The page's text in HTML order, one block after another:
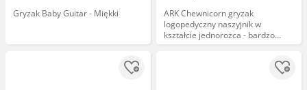
Gryzak Baby Guitar - Miękki
ARK Chewnicorn gryzak
logopedyczny naszyjnik w
kształcie jednorożca - bardzo
miękki ARK''s Chewnicorntrade;